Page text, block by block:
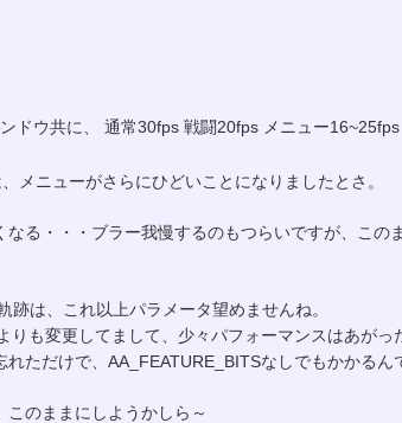
ドウ共に、 通常30fps 戦闘20fps メニュー16~25fps
メニューがさらにひどいことになりましたとさ。
る・・・ブラー我慢するのもつらいですが、この
跡は、これ以上パラメータ望めませんね。
りも変更してまして、少々パフォーマンスはあがっ
ただけで、AA_FEATURE_BITSなしでもかかるん
のままにしようかしら～